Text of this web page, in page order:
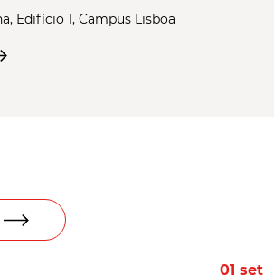
Edifício 1, Campus Lisboa
01 set